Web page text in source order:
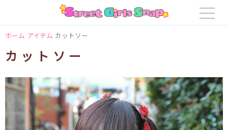
ホーム アイテム カットソー
カットソー